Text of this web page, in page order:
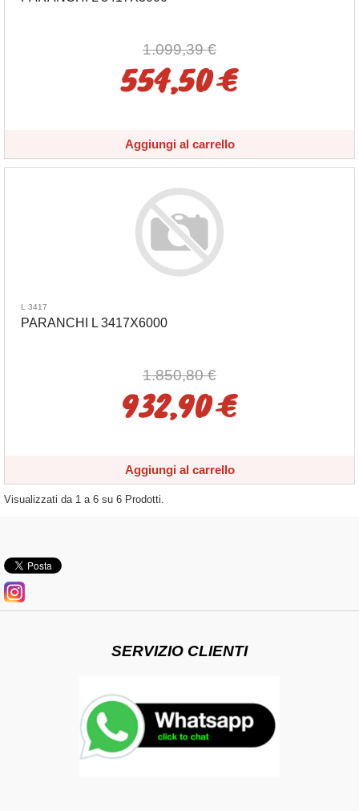
1.099,39 €
554,50 €
Aggiungi al carrello
L 3417
PARANCHI L 3417X6000
1.850,80 €
932,90 €
Aggiungi al carrello
Visualizzati da 1 a 6 su 6 Prodotti.
SERVIZIO CLIENTI